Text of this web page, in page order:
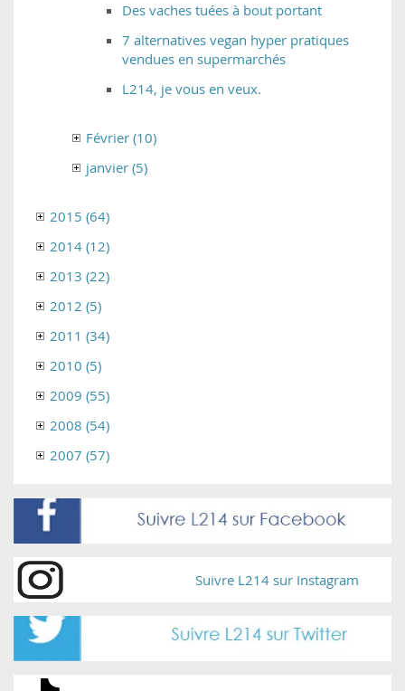
Des vaches tuées à bout portant
7 alternatives vegan hyper pratiques
vendues en supermarchés
L214, je vous en veux.
Février (10)
janvier (5)
2015 (64)
2014 (12)
2013 (22)
2012 (5)
2011 (34)
2010 (5)
2009 (55)
2008 (54)
2007 (57)
Suivre L214 sur Instagram